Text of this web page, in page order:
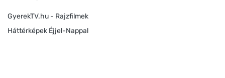
GyerekTV.hu - Rajzfilmek
Háttérképek Éjjel-Nappal